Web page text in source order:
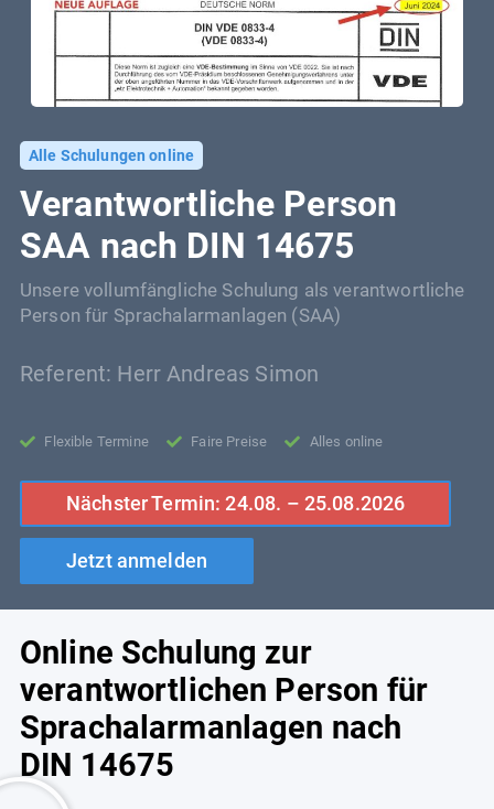
Alle Schulungen online
Verantwortliche Person
SAA nach DIN 14675
Unsere vollumfängliche Schulung als verantwortliche
Person für Sprachalarmanlagen (SAA)
Referent: Herr Andreas Simon
Flexible Termine Faire Preise Alles online
Nächster Termin: 24.08. – 25.08.2026
Jetzt anmelden
Online Schulung zur
verantwortlichen Person für
Sprachalarmanlagen nach
DIN 14675​